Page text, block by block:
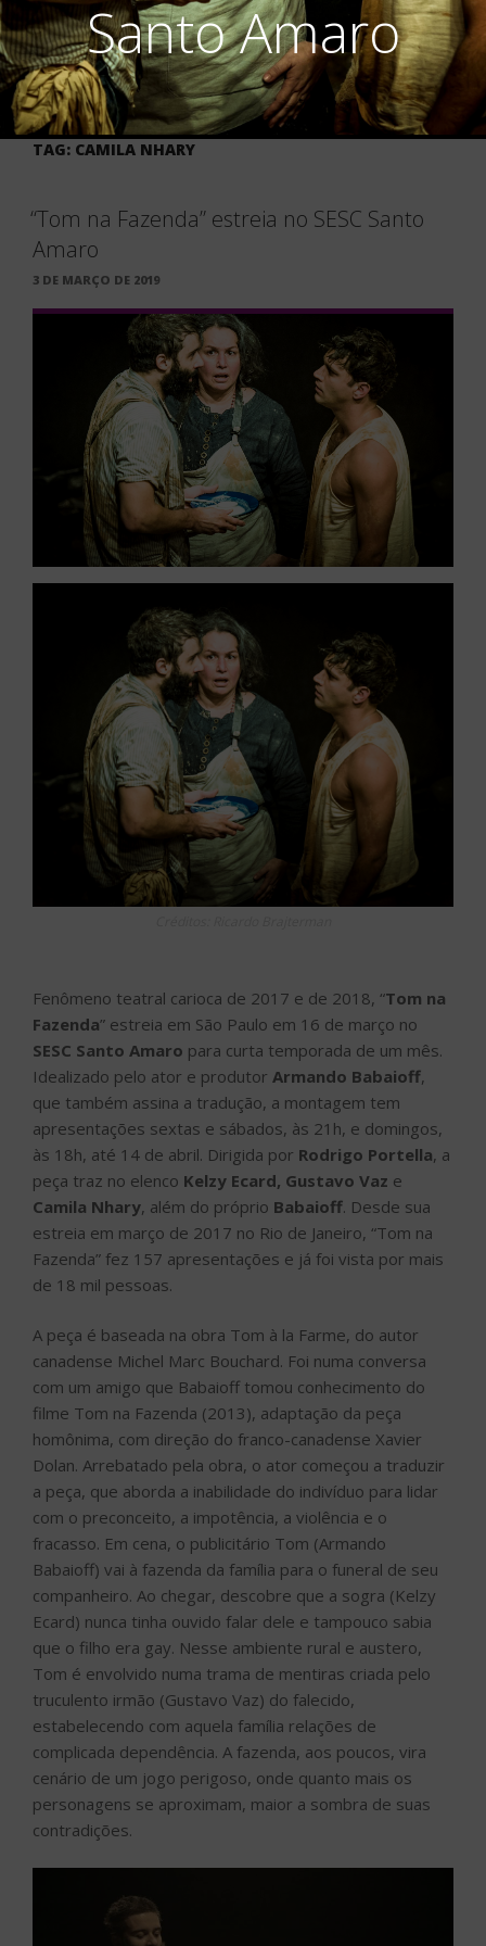
Santo Amaro
TAG: CAMILA NHARY
“Tom na Fazenda” estreia no SESC Santo
Amaro
PUBLICADO
3 DE MARÇO DE 2019
Fenômeno teatral carioca de 2017 e de 2018, “Tom na
Fazenda” estreia em São Paulo em 16 de março no
SESC Santo Amaro para curta temporada de um mês.
Idealizado pelo ator e produtor Armando Babaioff,
que também assina a tradução, a montagem tem
apresentações sextas e sábados, às 21h, e domingos,
às 18h, até 14 de abril. Dirigida por Rodrigo Portella, a
peça traz no elenco Kelzy Ecard, Gustavo Vaz e
Camila Nhary, além do próprio Babaioff. Desde sua
estreia em março de 2017 no Rio de Janeiro, “Tom na
Fazenda” fez 157 apresentações e já foi vista por mais
de 18 mil pessoas.
A peça é baseada na obra Tom à la Farme, do autor
canadense Michel Marc Bouchard. Foi numa conversa
com um amigo que Babaioff tomou conhecimento do
filme Tom na Fazenda (2013), adaptação da peça
homônima, com direção do franco-canadense Xavier
Dolan. Arrebatado pela obra, o ator começou a traduzir
a peça, que aborda a inabilidade do indivíduo para lidar
com o preconceito, a impotência, a violência e o
fracasso. Em cena, o publicitário Tom (Armando
Babaioff) vai à fazenda da família para o funeral de seu
companheiro. Ao chegar, descobre que a sogra (Kelzy
Ecard) nunca tinha ouvido falar dele e tampouco sabia
que o filho era gay. Nesse ambiente rural e austero,
Tom é envolvido numa trama de mentiras criada pelo
truculento irmão (Gustavo Vaz) do falecido,
estabelecendo com aquela família relações de
complicada dependência. A fazenda, aos poucos, vira
cenário de um jogo perigoso, onde quanto mais os
personagens se aproximam, maior a sombra de suas
contradições.